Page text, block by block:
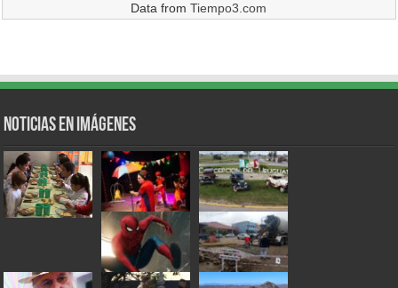
Data fromTiempo3.com
Noticias en Imágenes